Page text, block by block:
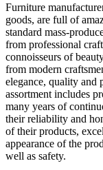
Furniture
goods, are full of
standard mass-
from professional
connoisseurs of
from modern
elegance, quality and
assortment includes
many years of
their reliability and
of their products,
appearance of the
well as safety.